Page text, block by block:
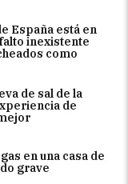
España está en
inexistente
como
de sal de la
de
en una casa de
grave